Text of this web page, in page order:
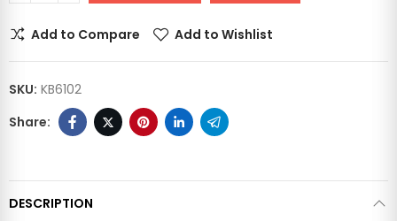
Add to Compare Add to Wishlist
SKU: KB6102
DESCRIPTION